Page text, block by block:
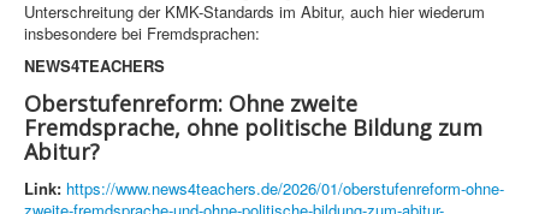
Unterschreitung der KMK-Standards im Abitur, auch hier wiederum
insbesondere bei Fremdsprachen:
NEWS4TEACHERS
Oberstufenreform: Ohne zweite
Fremdsprache, ohne politische Bildung zum
Abitur?
Link: https://www.news4teachers.de/2026/01/oberstufenreform-ohne-